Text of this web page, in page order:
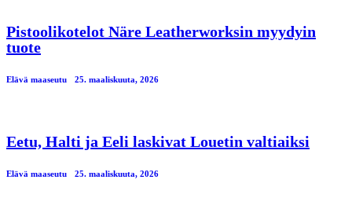
Pistoolikotelot Näre Leatherworksin myydyin
tuote
Elävä maaseutu 25. maaliskuuta, 2026
Eetu, Halti ja Eeli laskivat Louetin valtiaiksi
Elävä maaseutu 25. maaliskuuta, 2026